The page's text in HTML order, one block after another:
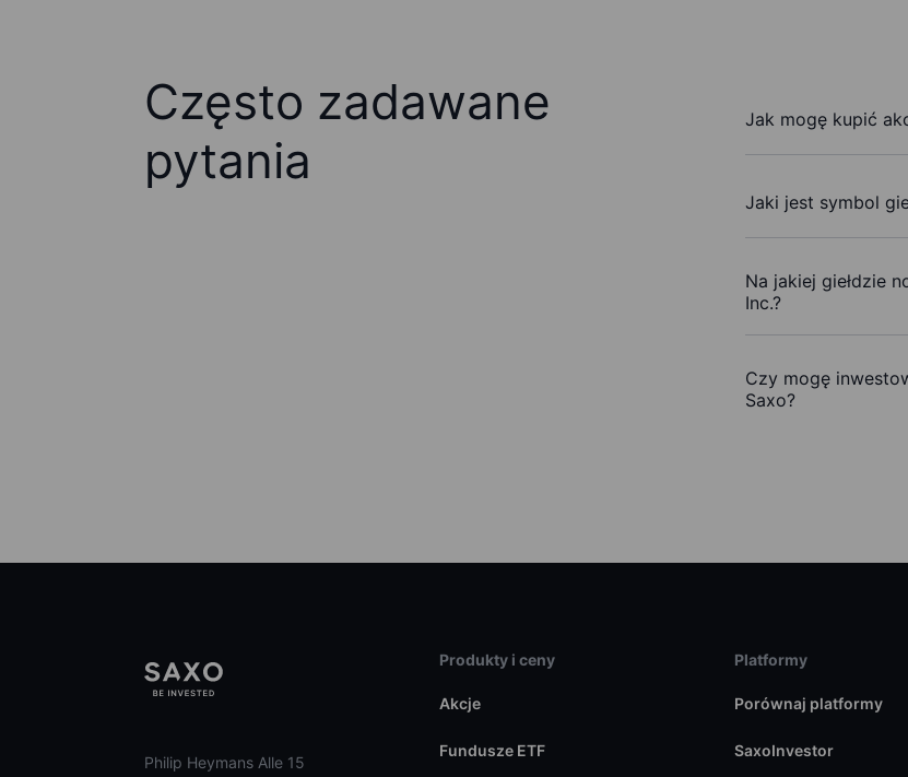
Często zadawane
pytania
Jak mogę kupić
Jaki jest symbol
Na jakiej giełdzie
Inc.?
Czy mogę
Saxo?
Philip Heymans Alle 15
Produkty i ceny
Akcje
Fundusze ETF
Platformy
Porównaj platformy
SaxoInvestor